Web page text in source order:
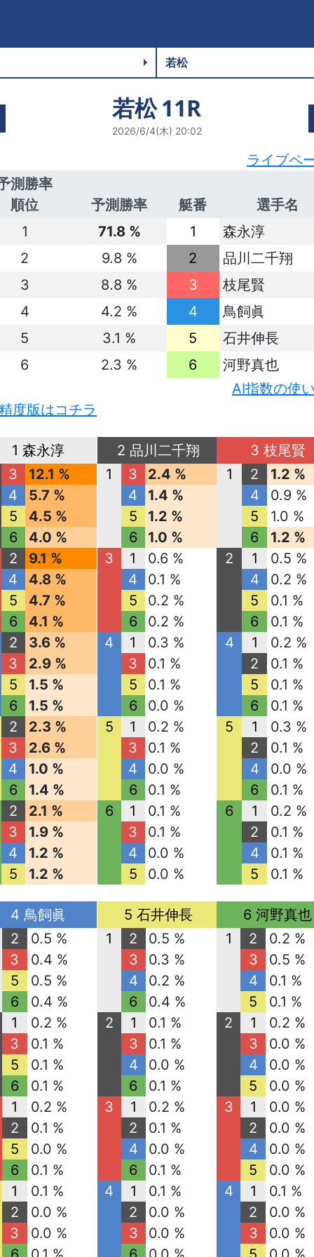
若松11R
2026/6/4(木) 20:02
ライブペ
測勝率
順位
予測勝率 艇番
選手名
1
71.8 % 1
森永淳
2
9.8 % 2
品川二千翔
3
8.8 % 3
枝尾賢
4
4.2 % 4
鳥飼眞
5
3.1 % 5
石井伸長
6
2.3 % 6
河野真也
AI指数の使
度版はコチラ
1 森永淳
3
12.1 %
4
5.7 %
5
4.5 %
6
4.0 %
2
9.1 %
4
4.8 %
5
4.7 %
6
4.1 %
2
3.6 %
3
2.9 %
5
1.5 %
6
1.5 %
2
2.3 %
3
2.6 %
4
1.0 %
6
1.4 %
2
2.1 %
3
1.9 %
4
1.2 %
5
1.2 %
2 品川二千翔
1
3
2.4 %
4
1.4 %
5
1.2 %
6
1.0 %
3
1
0.6 %
4
0.1 %
5
0.2 %
6
0.2 %
4
1
0.3 %
3
0.1 %
5
0.1 %
6
0.0 %
5
1
0.2 %
3
0.1 %
4
0.0 %
6
0.1 %
6
1
0.1 %
3
0.1 %
4
0.0 %
5
0.0 %
3 枝尾賢
1
2
1.2 %
4
0.9 %
5
1.0 %
6
1.2 %
2
1
0.5 %
4
0.2 %
5
0.1 %
6
0.1 %
4
1
0.2 %
2
0.1 %
5
0.1 %
6
0.1 %
5
1
0.3 %
2
0.1 %
4
0.0 %
6
0.1 %
6
1
0.2 %
2
0.1 %
4
0.1 %
5
0.1 %
4 鳥飼眞
2
0.5 %
3
0.4 %
5
0.5 %
6
0.4 %
1
0.2 %
3
0.1 %
5
0.1 %
6
0.1 %
1
0.2 %
2
0.1 %
5
0.0 %
6
0.1 %
1
0.1 %
2
0.0 %
3
0.0 %
5 石井伸長
1
2
0.5 %
3
0.3 %
4
0.2 %
6
0.4 %
2
1
0.1 %
3
0.1 %
4
0.0 %
6
0.1 %
3
1
0.2 %
2
0.1 %
4
0.0 %
6
0.1 %
4
1
0.1 %
2
0.0 %
3
0.0 %
6 河野真也
1
2
0.2 %
3
0.5 %
4
0.1 %
5
0.1 %
2
1
0.2 %
3
0.0 %
4
0.0 %
5
0.0 %
3
1
0.0 %
2
0.0 %
4
0.0 %
5
0.0 %
4
1
0.1 %
2
0.0 %
3
0.0 %